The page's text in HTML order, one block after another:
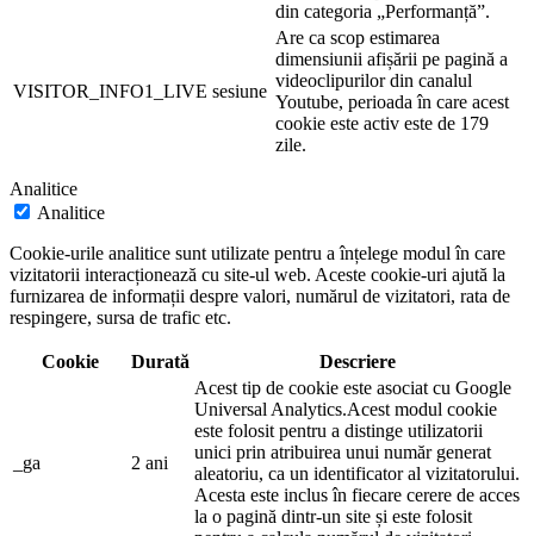
din categoria „Performanță”.
VISITOR_INFO1_LIVE sesiune
Are ca scop estimarea
dimensiunii afișării pe pagină a
videoclipurilor din canalul
Youtube, perioada în care acest
cookie este activ este de 179
zile.
Analitice
Analitice
Cookie-urile analitice sunt utilizate pentru a înțelege modul în care
vizitatorii interacționează cu site-ul web. Aceste cookie-uri ajută la
furnizarea de informații despre valori, numărul de vizitatori, rata de
respingere, sursa de trafic etc.
Cookie Durată Descriere
_ga 2 ani
Acest tip de cookie este asociat cu Google
Universal Analytics.Acest modul cookie
este folosit pentru a distinge utilizatorii
unici prin atribuirea unui număr generat
aleatoriu, ca un identificator al vizitatorului.
Acesta este inclus în fiecare cerere de acces
la o pagină dintr-un site și este folosit